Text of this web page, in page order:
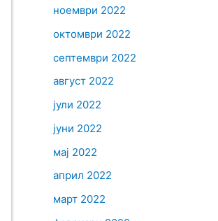
ноември 2022
октомври 2022
септември 2022
август 2022
јули 2022
јуни 2022
мај 2022
април 2022
март 2022